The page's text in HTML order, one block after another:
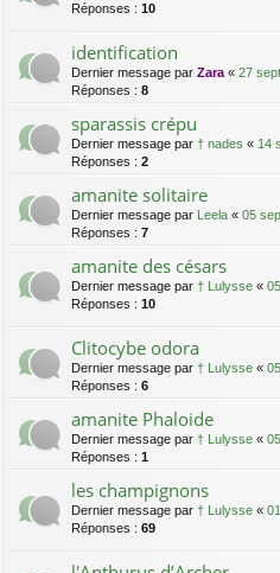
Réponses : 10
identification
Dernier message par Zara « 27
Réponses : 8
sparassis crépu
Dernier message par † nades « 14
Réponses : 2
amanite solitaire
Dernier message par Leela « 05
Réponses : 7
amanite des césars
Dernier message par † Lulysse «
Réponses : 10
Clitocybe odora
Dernier message par † Lulysse «
Réponses : 6
amanite Phaloide
Dernier message par † Lulysse «
Réponses : 1
les champignons
Dernier message par † Lulysse «
Réponses : 69